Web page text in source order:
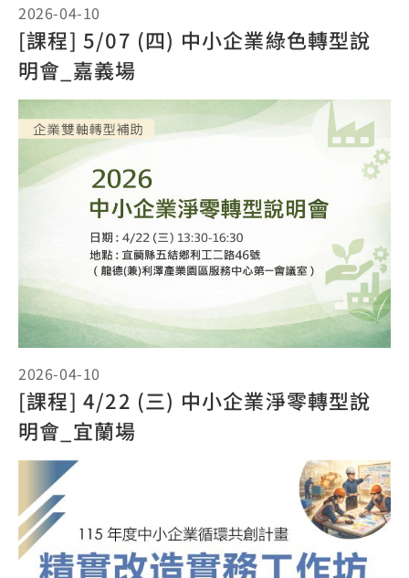
2026-04-10
[課程] 5/07 (四) 中小企業綠色轉型說
明會_嘉義場
2026-04-10
[課程] 4/22 (三) 中小企業淨零轉型說
明會_宜蘭場